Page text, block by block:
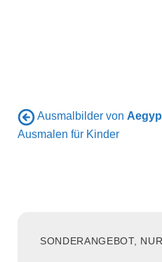
Ausmalbilder von
Ausmalen für Kinder
SONDERANGEBOT,